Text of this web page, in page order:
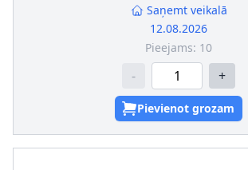
Saņemt veikalā
12.08.2026
Pieejams: 10
- +
Pievienot grozam